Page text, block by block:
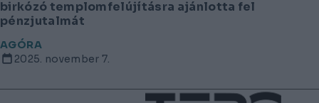
birkózó templomfelújításra ajánlotta fel
pénzjutalmát
AGÓRA
2025. november 7.
Lábléc